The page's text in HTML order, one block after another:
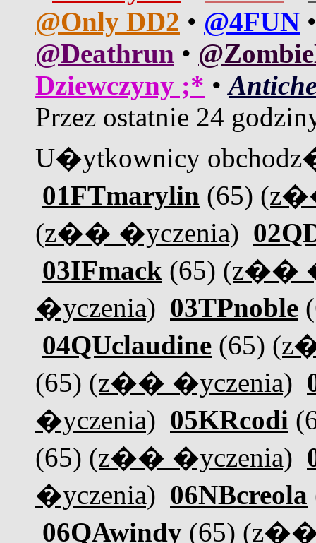
@Only DD2 • @4FUN
@Deathrun •
Dziewczyny ;* •
Przez ostatnie 24
U�ytkownicy
01FTmarylin (65)
(z�� �yczenia)
03IFmack (65) (z��
�yczenia) 03TPnoble
04QUclaudine (65)
(65) (z�� �yczenia)
�yczenia) 05KRcodi
(65) (z�� �yczenia)
�yczenia) 06NBcreola
06QAwindy (65) (z��